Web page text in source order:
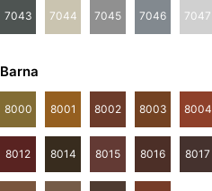
7043 7044 7045 7046 7047
Barna
8000 8001 8002 8003 8004
8012 8014 8015 8016 8017